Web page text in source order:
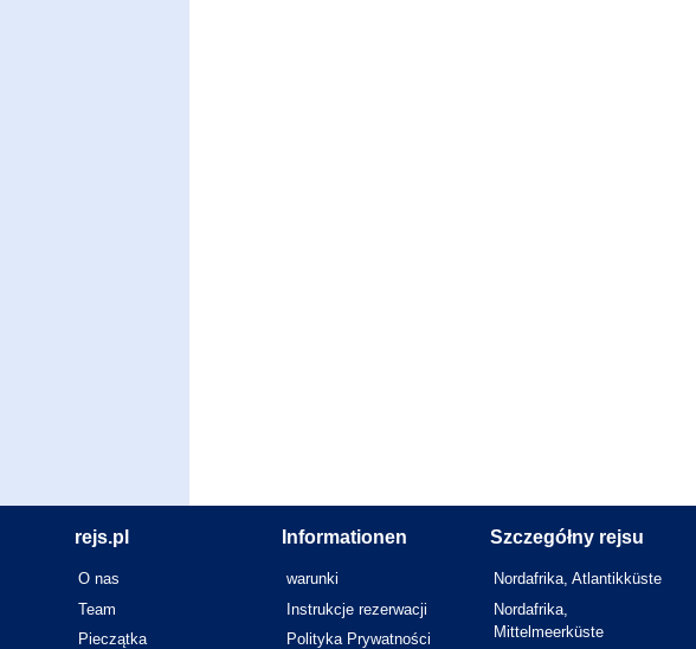
rejs.pl
O nas
Team
Pieczątka
Informationen
warunki
Instrukcje rezerwacji
Polityka Prywatności
Szczegółny rejsu
Nordafrika, Atlantikküste
Nordafrika,
Mittelmeerküste